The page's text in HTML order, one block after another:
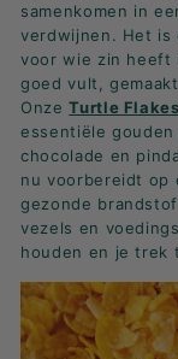
samenkomen in
verdwijnen. Het is
voor wie zin heeft
goed vult,
OnzeTurtle
essentiële
chocolade en
nu voorbereidt op
gezonde
vezels en
houden en je trek